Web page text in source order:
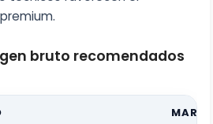
bruto recomendados